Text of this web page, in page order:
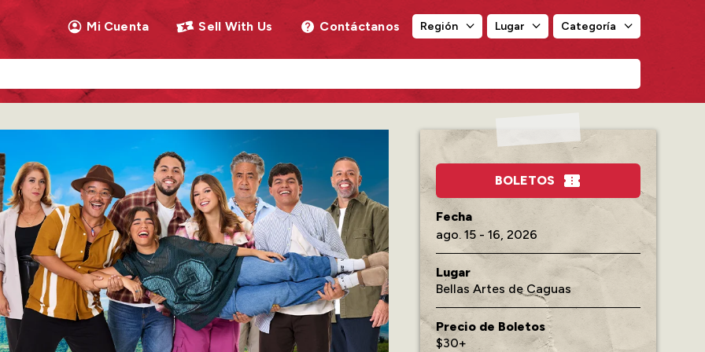
Mi Cuenta Sell With Us Contáctanos Región Lugar Categoría
you type. Use Tab to access the results.
BOLETOS
ago. 15 - 16, 2026
Lugar
Bellas Artes de Caguas
Precio de Boletos
$30+